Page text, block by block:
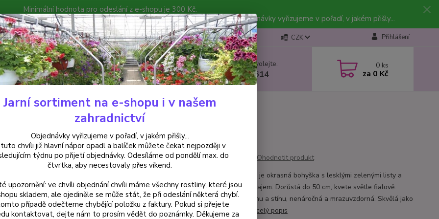
Minimální hodnota pro odeslání z e-shopu je 300 Kč.
můžete čekat nejpozději v následujícím týdnu po přijetí objednávky. Objednávky vyřizujeme v pořadí, v jakém přišly...
Poradna Kontakty CZK Přihlášení
Hledat Nevíte si rady? Zavolejte.
+420 602 223 614
0 ks
za 0 Kč
Hosty Hosta, Bohyška Fira and Ice - 1 ks
Bohyška Fira and Ice - 1 ks
Ohodnotit produkt
Hosta ‘Fire and Ice’ je okrasná bohyška s lesklými zelenými listy a
výrazným bílým okrajem. Dorůstá do 50 cm, kvete světle fialově.
Vhodná do polostínu a stínu, nenáročná a mrazuvzdorná. Skvělá jako
solitér i do skupin. celý popis
Jarní sortiment na e-shopu i v našem
zahradnictví
Objednávky vyřizujeme v pořadí, v jakém přišly...
chvíli již hlavní nápor opadl a balíček můžete čekat nejpozději v
týdnu po přijetí objednávky. Odesíláme od pondělí max. do
čtvrtka, aby necestovaly přes víkend.
upozornění: ve chvíli objednání chvíli máme všechny rostliny, které jsou
skladem, ale ojediněle se může stát, že při odeslání některá chybí.
případě odečteme chybějící položku z faktury. Pokud si přejete
kontaktovat, dejte nám to prosím vědět do poznámky. Děkujeme za